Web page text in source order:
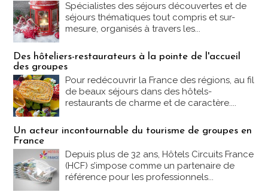
Spécialistes des séjours découvertes et de
séjours thématiques tout compris et sur-
mesure, organisés à travers les...
Des hôteliers-restaurateurs à la pointe de l'accueil
des groupes
Pour redécouvrir la France des régions, au fil
de beaux séjours dans des hôtels-
restaurants de charme et de caractère....
Un acteur incontournable du tourisme de groupes en
France
Depuis plus de 32 ans, Hôtels Circuits France
(HCF) s’impose comme un partenaire de
référence pour les professionnels...